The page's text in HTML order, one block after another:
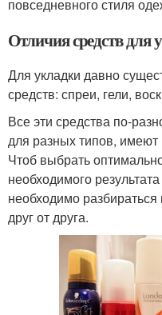
повседневного стиля
Отличия средств для
Для укладки давно
средств: спреи, гели,
Все эти средства по-
для разных типов,
Чтоб выбрать
необходимого
необходимо разбираться
друг от друга.